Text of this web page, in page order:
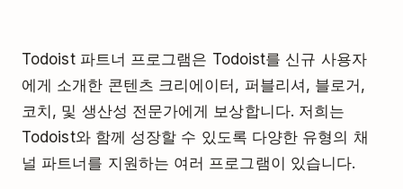
Todoist 파트너 프로그램은 Todoist를 신규 사용자
에게 소개한 콘텐츠 크리에이터, 퍼블리셔, 블로거,
코치, 및 생산성 전문가에게 보상합니다. 저희는
Todoist와 함께 성장할 수 있도록 다양한 유형의 채
널 파트너를 지원하는 여러 프로그램이 있습니다.